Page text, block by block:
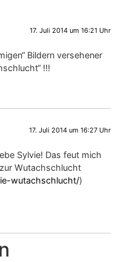
17. Juli 2014 um 16:21 Uhr
Bildern versehener
!!!
17. Juli 2014 um 16:27 Uhr
Sylvie! Das feut mich
Wutachschlucht
wutachschlucht/)